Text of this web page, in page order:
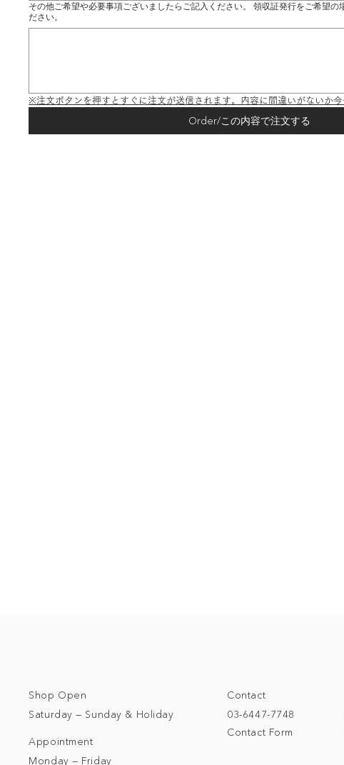
その他ご希望や必要事項ございましたらご記入ください。 領収証発行をご希望の
ださい。
※注文ボタンを押すとすぐに注文が送信されます。内容に間違いがないか今
Order/この内容で注文する
Contact
03-6447-7748
Contact Form
Shop Open
Saturday — Sunday & Holiday
Appointment
Monday — Friday